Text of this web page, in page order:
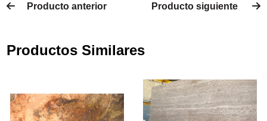
Producto anterior Producto siguiente
Productos Similares